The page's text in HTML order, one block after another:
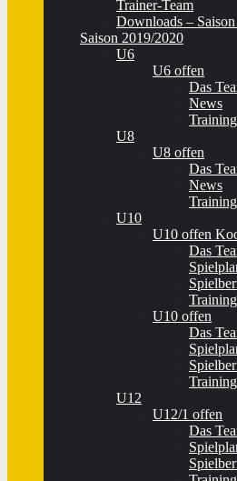
Trainer-Team
Downloads –
Saison 2019/2020
U6
U6 offen
Das
News
U8
U8 offen
Das
News
U10
U10 offen
Das
U10 offen
Das
U12
U12/1 offen
Das